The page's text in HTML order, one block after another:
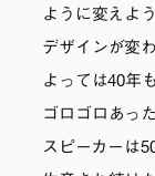
ように変えよ
デザインが変
よっては40年
ゴロゴロあっ
スピーカーは